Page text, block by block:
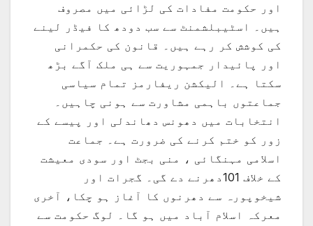
اور حکومت مفادات کی لڑائی میں مصروف
ہیں۔ اسٹیبلشمنٹ سے سب دودھ کا فیڈر لینے
کی کوشش کر رہے ہیں۔ قانون کی حکمرانی
اور پائیدار جمہوریت سے ہی ملک آگے بڑھ
سکتا ہے۔ الیکشن ریفارمز تمام سیاسی
جماعتوں باہمی مشاورت سے ہونی چاہیں۔
انتخابات میں دھونس دھاندلی اور پیسے کے
زور کو ختم کرنے کی ضرورت ہے۔ جماعت
اسلامی مہنگائی ، منی بجٹ اور سودی معیشت
کے خلاف 101دھرنے دے گی۔ گجرات اور
شیخوپورہ سے دھرنوں کا آغاز ہو چکا، آخری
معرکہ اسلام آباد میں ہو گا۔ لوگ حکومت سے